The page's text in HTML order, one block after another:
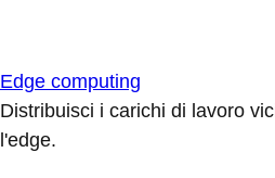
Edge computing
Distribuisci i carichi di lavoro
l'edge.